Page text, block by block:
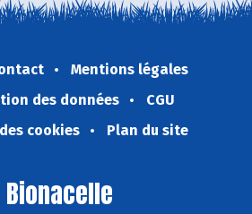
Mentions légales
des données
CGU
cookies
Plan du site
Bionacelle